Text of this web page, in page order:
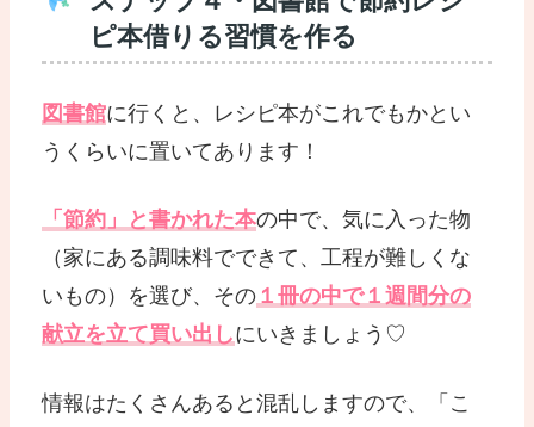
ピ本借りる習慣を作る
図書館に行くと、レシピ本がこれでもかとい
うくらいに置いてあります！
「節約」と書かれた本の中で、気に入った物
（家にある調味料でできて、工程が難しくな
いもの）を選び、その １冊の中で１週間分の
献立を立て買い出しにいきましょう♡
情報はたくさんあると混乱しますので、「こ